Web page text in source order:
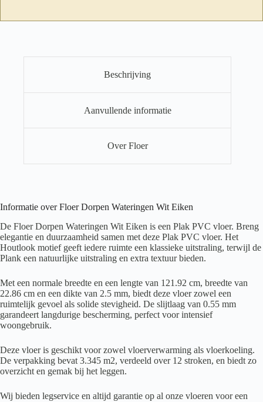
Beschrijving
Aanvullende informatie
Over Floer
Informatie over Floer Dorpen Wateringen Wit Eiken
De Floer Dorpen Wateringen Wit Eiken is een Plak PVC vloer. Breng
elegantie en duurzaamheid samen met deze Plak PVC vloer. Het
Houtlook motief geeft iedere ruimte een klassieke uitstraling, terwijl de
Plank een natuurlijke uitstraling en extra textuur bieden.
Met een normale breedte en een lengte van 121.92 cm, breedte van
22.86 cm en een dikte van 2.5 mm, biedt deze vloer zowel een
ruimtelijk gevoel als solide stevigheid. De slijtlaag van 0.55 mm
garandeert langdurige bescherming, perfect voor intensief
woongebruik.
Deze vloer is geschikt voor zowel vloerverwarming als vloerkoeling.
De verpakking bevat 3.345 m2, verdeeld over 12 stroken, en biedt zo
overzicht en gemak bij het leggen.
Wij bieden legservice en altijd garantie op al onze vloeren voor een